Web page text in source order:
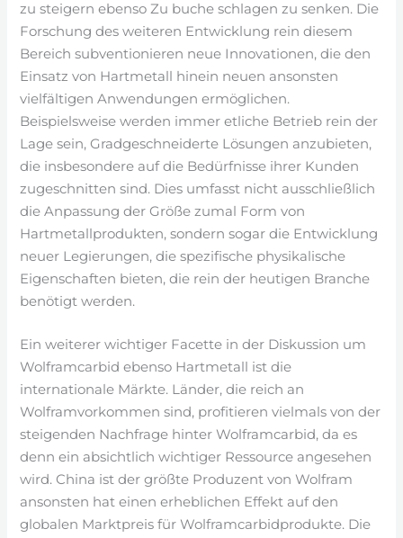
zu steigern ebenso Zu buche schlagen zu senken. Die
Forschung des weiteren Entwicklung rein diesem
Bereich subventionieren neue Innovationen, die den
Einsatz von Hartmetall hinein neuen ansonsten
vielfältigen Anwendungen ermöglichen.
Beispielsweise werden immer etliche Betrieb rein der
Lage sein, Gradgeschneiderte Lösungen anzubieten,
die insbesondere auf die Bedürfnisse ihrer Kunden
zugeschnitten sind. Dies umfasst nicht ausschließlich
die Anpassung der Größe zumal Form von
Hartmetallprodukten, sondern sogar die Entwicklung
neuer Legierungen, die spezifische physikalische
Eigenschaften bieten, die rein der heutigen Branche
benötigt werden.
Ein weiterer wichtiger Facette in der Diskussion um
Wolframcarbid ebenso Hartmetall ist die
internationale Märkte. Länder, die reich an
Wolframvorkommen sind, profitieren vielmals von der
steigenden Nachfrage hinter Wolframcarbid, da es
denn ein absichtlich wichtiger Ressource angesehen
wird. China ist der größte Produzent von Wolfram
ansonsten hat einen erheblichen Effekt auf den
globalen Marktpreis für Wolframcarbidprodukte. Die